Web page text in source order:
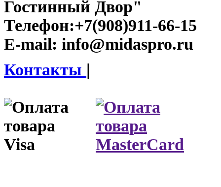
Гостинный Двор"
Телефон:+7(908)911-66-15
E-mail: info@midaspro.ru
Контакты |